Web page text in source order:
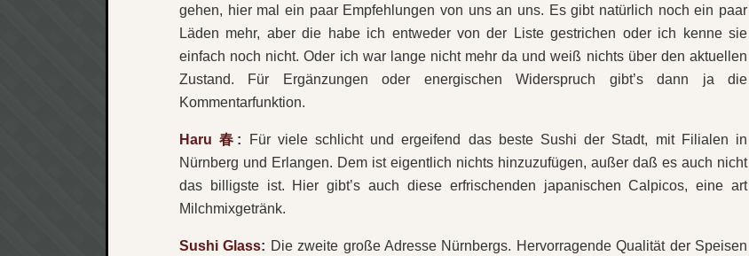
gehen, hier mal ein paar Empfehlungen von uns an uns. Es gibt natürlich noch ein paar
Läden mehr, aber die habe ich entweder von der Liste gestrichen oder ich kenne sie
einfach noch nicht. Oder ich war lange nicht mehr da und weiß nichts über den aktuellen
Zustand. Für Ergänzungen oder energischen Widerspruch gibt’s dann ja die
Kommentarfunktion.
Haru 春 : Für viele schlicht und ergeifend das beste Sushi der Stadt, mit Filialen in
Nürnberg und Erlangen. Dem ist eigentlich nichts hinzuzufügen, außer daß es auch nicht
das billigste ist. Hier gibt’s auch diese erfrischenden japanischen Calpicos, eine art
Milchmixgetränk.
Sushi Glass: Die zweite große Adresse Nürnbergs. Hervorragende Qualität der Speisen